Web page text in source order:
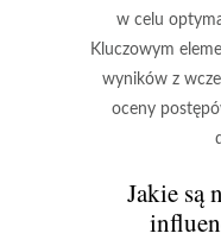
w celu
Kluczowym
wyników z
oceny
Jakie są